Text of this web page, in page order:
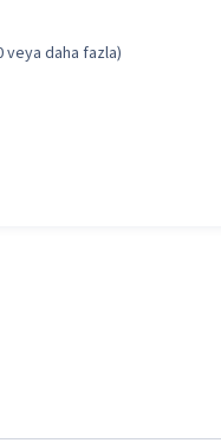
veya daha fazla)